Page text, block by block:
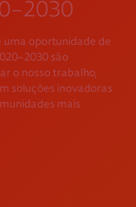
053 Lisboa
2030
uma oportunidade de
2030 são
o nosso trabalho,
soluções inovadoras
mais